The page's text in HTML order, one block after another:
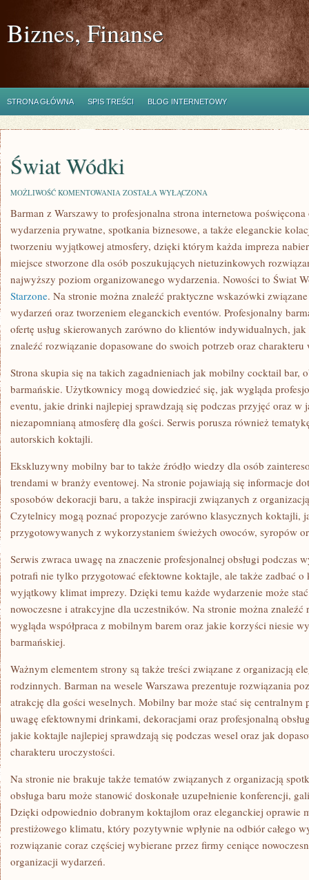
Biznes, Finanse
STRONA GŁÓWNA SPIS TREŚCI BLOG INTERNETOWY
Świat Wódki
MOŻLIWOŚĆ KOMENTOWANIA ŚWIAT
ZOSTAŁA WYŁĄCZONA
Barman z Warszawy to profesjonalna strona internetowa
wydarzenia prywatne, spotkania biznesowe, a także eleganckie
tworzeniu wyjątkowej atmosfery, dzięki którym każda impreza
miejsce stworzone dla osób poszukujących nietuzinkowych
najwyższy poziom organizowanego wydarzenia. Nowości to Świat
Starzone. Na stronie można znaleźć praktyczne wskazówki
wydarzeń oraz tworzeniem eleganckich eventów. Profesjonalny
ofertę usług skierowanych zarówno do klientów indywidualnych,
znaleźć rozwiązanie dopasowane do swoich potrzeb oraz charakteru
Strona skupia się na takich zagadnieniach jak mobilny cocktail bar,
barmańskie. Użytkownicy mogą dowiedzieć się, jak wygląda
eventu, jakie drinki najlepiej sprawdzają się podczas przyjęć oraz w
niezapomnianą atmosferę dla gości. Serwis porusza również
autorskich koktajli.
Ekskluzywny mobilny bar to także źródło wiedzy dla osób
trendami w branży eventowej. Na stronie pojawiają się informacje
sposobów dekoracji baru, a także inspiracji związanych z
Czytelnicy mogą poznać propozycje zarówno klasycznych koktajli,
przygotowywanych z wykorzystaniem świeżych owoców, syropów
Serwis zwraca uwagę na znaczenie profesjonalnej obsługi podczas
potrafi nie tylko przygotować efektowne koktajle, ale także zadbać
wyjątkowy klimat imprezy. Dzięki temu każde wydarzenie może
nowoczesne i atrakcyjne dla uczestników. Na stronie można
wygląda współpraca z mobilnym barem oraz jakie korzyści niesie
barmańskiej.
Ważnym elementem strony są także treści związane z organizacją
rodzinnych. Barman na wesele Warszawa prezentuje rozwiązania
atrakcję dla gości weselnych. Mobilny bar może stać się
uwagę efektownymi drinkami, dekoracjami oraz profesjonalną
jakie koktajle najlepiej sprawdzają się podczas wesel oraz jak
charakteru uroczystości.
Na stronie nie brakuje także tematów związanych z organizacją
obsługa baru może stanowić doskonałe uzupełnienie konferencji,
Dzięki odpowiednio dobranym koktajlom oraz eleganckiej oprawie
prestiżowego klimatu, który pozytywnie wpłynie na odbiór całego
rozwiązanie coraz częściej wybierane przez firmy ceniące
organizacji wydarzeń.